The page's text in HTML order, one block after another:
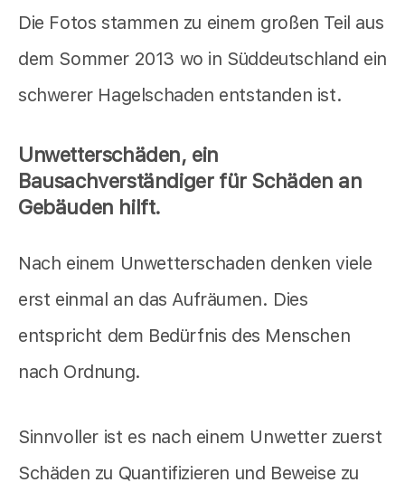
Die Fotos stammen zu einem großen Teil aus
dem Sommer 2013 wo in Süddeutschland ein
schwerer Hagelschaden entstanden ist.
Unwetterschäden, ein
Bausachverständiger für Schäden an
Gebäuden hilft.
Nach einem Unwetterschaden denken viele
erst einmal an das Aufräumen. Dies
entspricht dem Bedürfnis des Menschen
nach Ordnung.
Sinnvoller ist es nach einem Unwetter zuerst
Schäden zu Quantifizieren und Beweise zu